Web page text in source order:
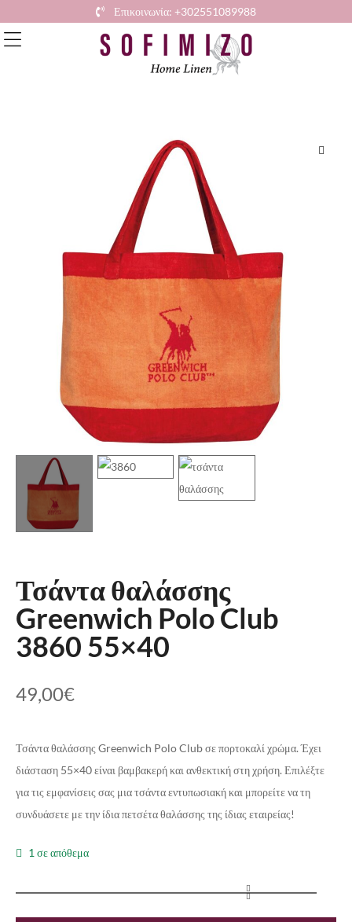
Επικοινωνία: +302551089988
Τσάντα θαλάσσης
Greenwich Polo Club
3860 55×40
49,00€
Τσάντα θαλάσσης Greenwich Polo Club σε πορτοκαλί χρώμα. Έχει
διάσταση 55×40 είναι βαμβακερή και ανθεκτική στη χρήση. Επιλέξτε
για τις εμφανίσεις σας μια τσάντα εντυπωσιακή και μπορείτε να τη
συνδυάσετε με την ίδια πετσέτα θαλάσσης της ίδιας εταιρείας!
1 σε απόθεμα